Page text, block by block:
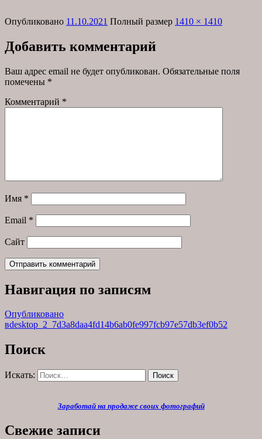
Опубликовано 11.10.2021 Полный размер 1410 × 1410
Добавить комментарий
Ваш адрес email не будет опубликован. Обязательные поля
помечены *
Комментарий *
Имя *
Email *
Сайт
Навигация по записям
Опубликовано
вdesktop_2_7d3a8daa4fd14b6ab0fe997fcb97e57db3ef0b52
Поиск
Искать: Поиск
Заработай на продаже своих фотографий
Свежие записи